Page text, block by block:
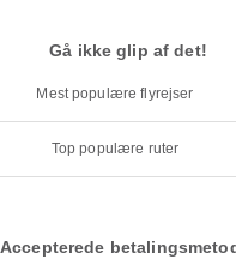
Gå ikke glip af det!
Mest populære flyrejser
Top populære ruter
Accepterede